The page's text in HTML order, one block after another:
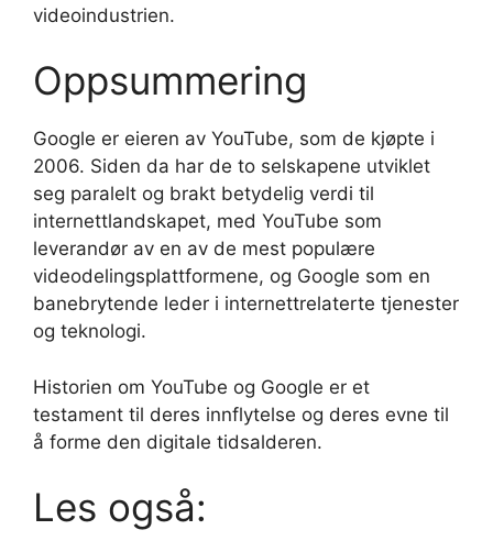
videoindustrien.
Oppsummering
Google er eieren av YouTube, som de kjøpte i
2006. Siden da har de to selskapene utviklet
seg paralelt og brakt betydelig verdi til
internettlandskapet, med YouTube som
leverandør av en av de mest populære
videodelingsplattformene, og Google som en
banebrytende leder i internettrelaterte tjenester
og teknologi.
Historien om YouTube og Google er et
testament til deres innflytelse og deres evne til
å forme den digitale tidsalderen.
Les også: